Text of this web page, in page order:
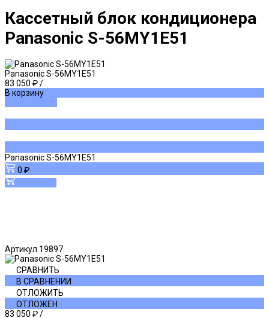
Кассетный блок кондиционера
Panasonic S-56MY1E51
Panasonic S-56MY1E51
83 050 ₽/
В корзину
Panasonic S-56MY1E51
0 ₽
Артикул 19897
СРАВНИТЬ
В СРАВНЕНИИ
ОТЛОЖИТЬ
ОТЛОЖЕН
83 050 ₽/